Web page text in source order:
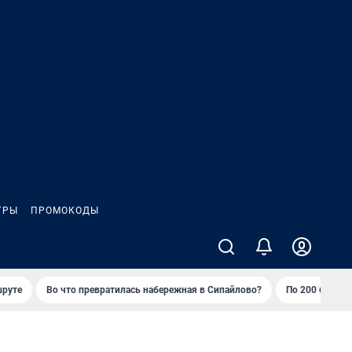
ПРОМОКОДЫ
Во что превратилась набережная в Сипайлово? По 200